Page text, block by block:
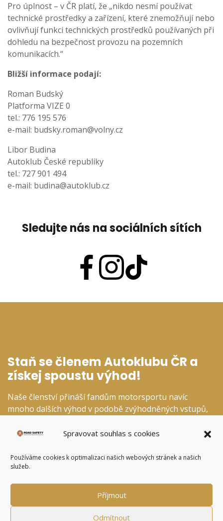
Spravovat souhlas s cookies
Používáme cookies k optimalizaci našich webových stránek a našich
služeb.
Příjmout
Odmítnout
Pro úplnost – v ČR platí, že „nikdo nesmí používat
technické prostředky a zařízení, které znemožňují nebo
ovlivňují funkci technických prostředků používaných při
dohledu na bezpečnost provozu na pozemních
komunikacích.“
Bližší informace podají:
Roman Budský
Platforma VIZE 0
tel.: 776 195 576
e-mail: budsky.roman@volny.cz
Libor Budina
Autoklub České republiky
tel.: 727 901 494
e-mail: budina@autoklub.cz
Sledujte nás na sociálních sítích
Staň se členem Autoklubu ČR a
získej spoustu výhod!
Naše členství přináší fandům motorsportu navíc
mnoho dalších výhod v podobě zvýhodněných vstupů,
kategoriích.
CHCI SE STÁT ČLENEM